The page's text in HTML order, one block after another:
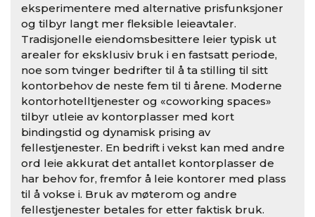
eksperimentere med alternative prisfunksjoner
og tilbyr langt mer fleksible leieavtaler.
Tradisjonelle eiendomsbesittere leier typisk ut
arealer for eksklusiv bruk i en fastsatt periode,
noe som tvinger bedrifter til å ta stilling til sitt
kontorbehov de neste fem til ti årene. Moderne
kontorhotelltjenester og «coworking spaces»
tilbyr utleie av kontorplasser med kort
bindingstid og dynamisk prising av
fellestjenester. En bedrift i vekst kan med andre
ord leie akkurat det antallet kontorplasser de
har behov for, fremfor å leie kontorer med plass
til å vokse i. Bruk av møterom og andre
fellestjenester betales for etter faktisk bruk.